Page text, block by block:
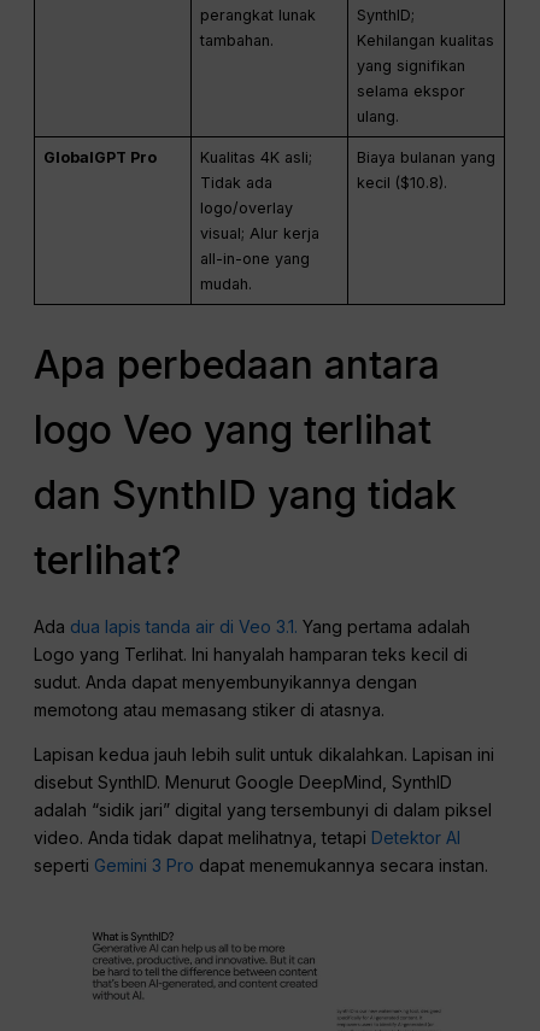
perangkat lunak
tambahan.
SynthID;
Kehilangan kualitas
yang signifikan
selama ekspor
ulang.
GlobalGPT Pro
Kualitas 4K asli;
Tidak ada
logo/overlay
visual; Alur kerja
all-in-one yang
mudah.
Biaya bulanan yang
kecil ($10.8).
Apa perbedaan antara
logo Veo yang terlihat
dan SynthID yang tidak
terlihat?
Ada dua lapis tanda air di Veo 3.1. Yang pertama adalah
Logo yang Terlihat. Ini hanyalah hamparan teks kecil di
sudut. Anda dapat menyembunyikannya dengan
memotong atau memasang stiker di atasnya.
Lapisan kedua jauh lebih sulit untuk dikalahkan. Lapisan ini
disebut SynthID. Menurut Google DeepMind, SynthID
adalah “sidik jari” digital yang tersembunyi di dalam piksel
video. Anda tidak dapat melihatnya, tetapi Detektor AI
seperti Gemini 3 Pro dapat menemukannya secara instan.